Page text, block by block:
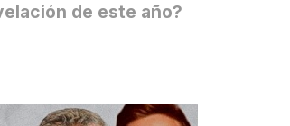
de este año?